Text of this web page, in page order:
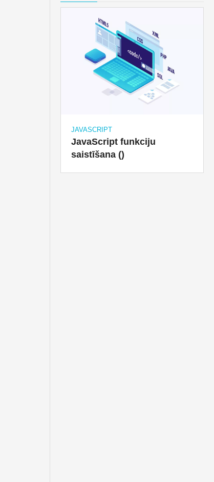
JAVASCRIPT
JavaScript funkciju
saistīšana ()